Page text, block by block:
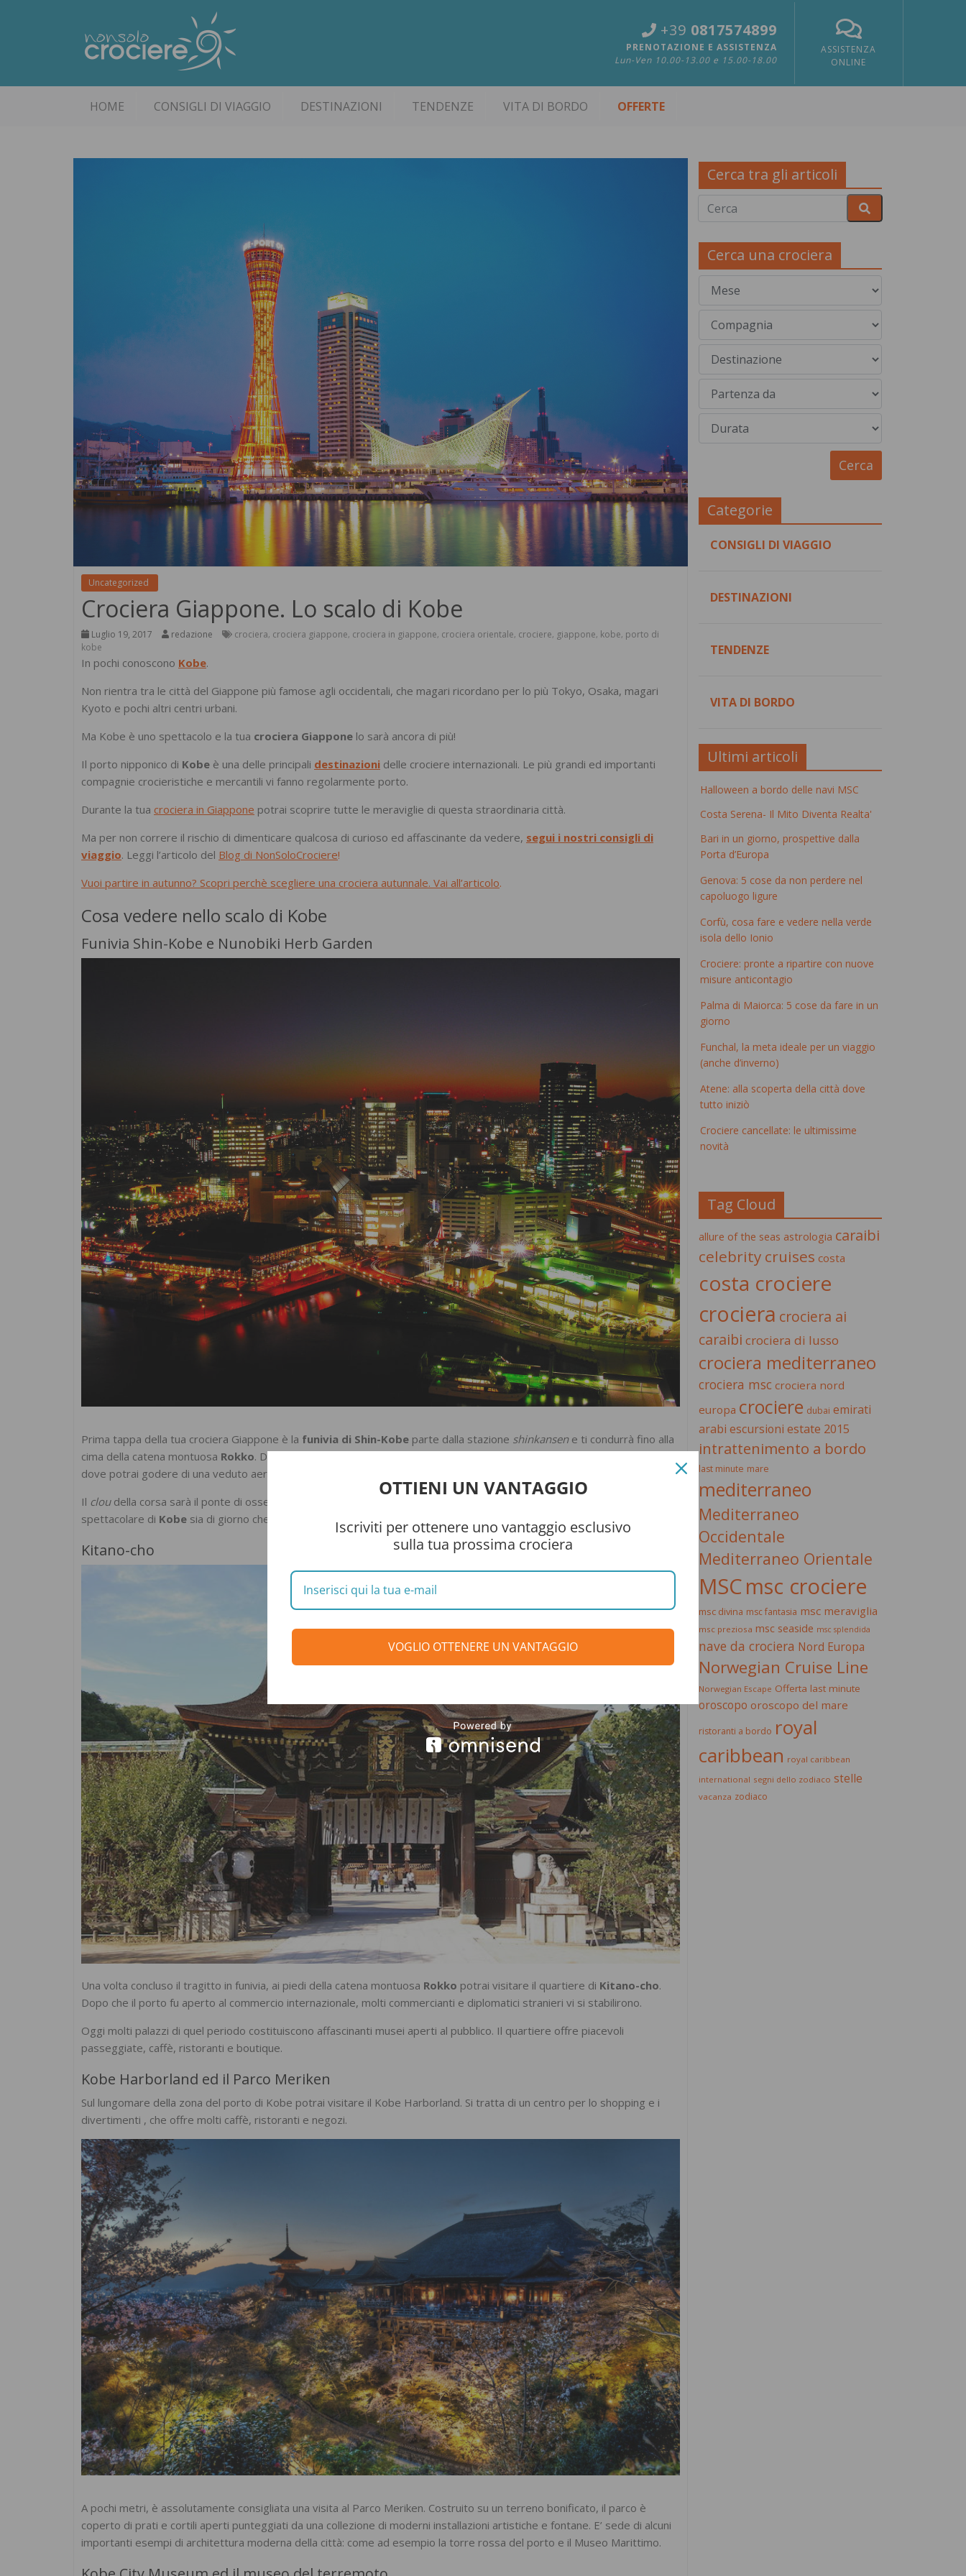
+39 0817574899
PRENOTAZIONE E ASSISTENZA
Lun-Ven 10.00-13.00 e 15.00-18.00
ASSISTENZA
ONLINE
HOME CONSIGLI DI VIAGGIO DESTINAZIONI TENDENZE VITA DI BORDO OFFERTE
Uncategorized
Crociera Giappone. Lo scalo di Kobe
Luglio 19, 2017 redazione crociera, crociera giappone, crociera in giappone, crociera orientale, crociere, giappone, kobe, porto di
kobe
In pochi conoscono Kobe.
Non rientra tra le città del Giappone più famose agli occidentali, che magari ricordano per lo più Tokyo, Osaka, magari
Kyoto e pochi altri centri urbani.
Ma Kobe è uno spettacolo e la tua crociera Giappone lo sarà ancora di più!
Il porto nipponico di Kobe è una delle principali destinazioni delle crociere internazionali. Le più grandi ed importanti
compagnie crocieristiche e mercantili vi fanno regolarmente porto.
Durante la tua crociera in Giappone potrai scoprire tutte le meraviglie di questa straordinaria città.
Ma per non correre il rischio di dimenticare qualcosa di curioso ed affascinante da vedere, segui i nostri consigli di
viaggio. Leggi l’articolo del Blog di NonSoloCrociere!
Vuoi partire in autunno? Scopri perchè scegliere una crociera autunnale. Vai all’articolo.
Cosa vedere nello scalo di Kobe
Funivia Shin-Kobe e Nunobiki Herb Garden
Prima tappa della tua crociera Giappone è la funivia di Shin-Kobe parte dalla stazione shinkansene ti condurrà fino alla
cima della catena montuosa Rokko. Durante l’ascesa si passa vicino alla cascata Nunobiki e al Nunobiki Herb Garden,
dove potrai godere di una veduto aerea mozzafiato di entrambi.
Il cloudella corsa sarà il ponte di osservazione situato proprio accanto alla stazione a monte, che offre una vista
spettacolare di Kobe sia di giorno che di notte. Oltre alla funivia potrai raggiungere il giardino a piedi tramite un sentiero.
Kitano-cho
Una volta concluso il tragitto in funivia, ai piedi della catena montuosa Rokko potrai visitare il quartiere di Kitano-cho.
Dopo che il porto fu aperto al commercio internazionale, molti commercianti e diplomatici stranieri vi si stabilirono.
Oggi molti palazzi di quel periodo costituiscono affascinanti musei aperti al pubblico. Il quartiere offre piacevoli
passeggiate, caffè, ristoranti e boutique.
Kobe Harborland ed il Parco Meriken
Sul lungomare della zona del porto di Kobe potrai visitare il Kobe Harborland. Si tratta di un centro per lo shopping e i
divertimenti , che offre molti caffè, ristoranti e negozi.
A pochi metri, è assolutamente consigliata una visita al Parco Meriken. Costruito su un terreno bonificato, il parco è
coperto di prati e cortili aperti punteggiati da una collezione di moderni installazioni artistiche e fontane. E’ sede di alcuni
importanti esempi di architettura moderna della città: come ad esempio la torre rossa del porto e il Museo Marittimo.
Cerca tra gli articoli
Cerca una crociera
Categorie
CONSIGLI DI VIAGGIO
DESTINAZIONI
TENDENZE
VITA DI BORDO
Ultimi articoli
Halloween a bordo delle navi MSC
Costa Serena- Il Mito Diventa Realta'
Bari in un giorno, prospettive dalla
Porta d’Europa
Genova: 5 cose da non perdere nel
capoluogo ligure
Corfù, cosa fare e vedere nella verde
isola dello Ionio
Crociere: pronte a ripartire con nuove
misure anticontagio
Palma di Maiorca: 5 cose da fare in un
giorno
Funchal, la meta ideale per un viaggio
(anche d’inverno)
Atene: alla scoperta della città dove
tutto iniziò
Crociere cancellate: le ultimissime
novità
Tag Cloud
allure of the seas astrologia caraibi
celebrity cruises costa
costa crociere
crociera crociera ai
caraibi crociera di lusso
crociera mediterraneo
crociera msc crociera nord
europa crociere dubai emirati
arabi escursioni estate 2015
intrattenimento a bordo
last minute mare
mediterraneo
Mediterraneo
Occidentale
Mediterraneo Orientale
MSCmsc crociere
msc divina msc fantasia msc meraviglia
msc preziosa msc seaside msc splendida
nave da crociera Nord Europa
Norwegian Cruise Line
Norwegian Escape Offerta last minute
oroscopo oroscopo del mare
ristoranti a bordo royal
caribbean royal caribbean
international segni dello zodiaco stelle
vacanza zodiaco
OTTIENI UN VANTAGGIO
Iscriviti per ottenere uno vantaggio esclusivo
sulla tua prossima crociera
VOGLIO OTTENERE UN VANTAGGIO